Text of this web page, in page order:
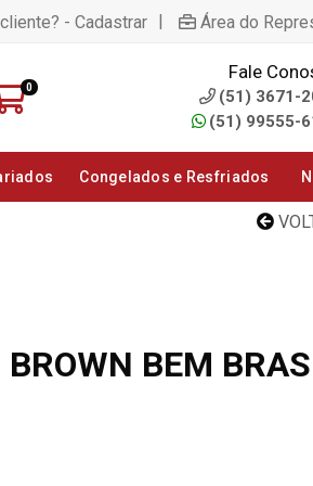
- Cadastrar | Área do
0
Fale
(51) 3671-
(51) 99555-
Congelados e Resfriados
BEM